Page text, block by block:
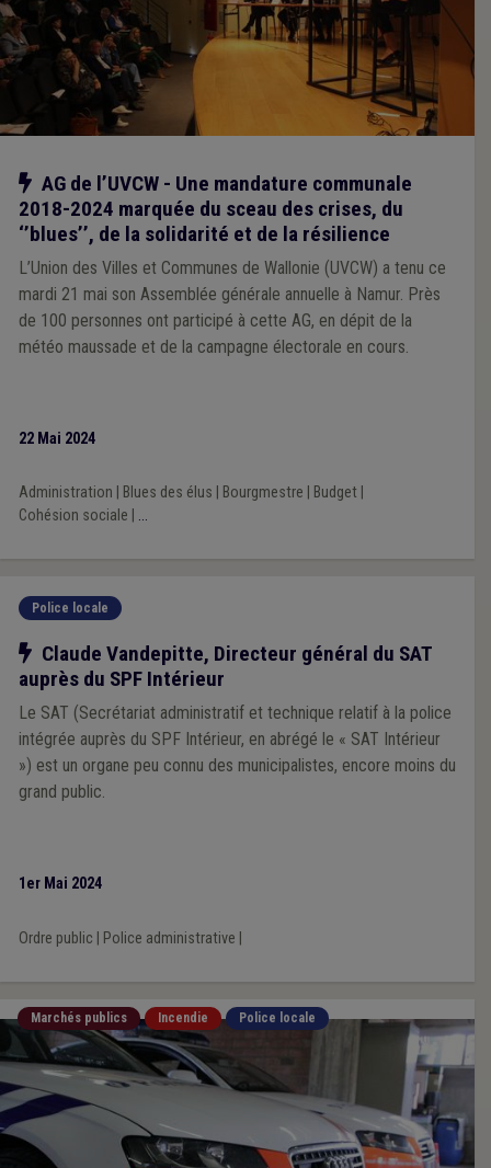
Notre action
AG de l’UVCW - Une mandature communale
2018-2024 marquée du sceau des crises, du
‘’blues’’, de la solidarité et de la résilience
L’Union des Villes et Communes de Wallonie (UVCW) a tenu ce
mardi 21 mai son Assemblée générale annuelle à Namur. Près
de 100 personnes ont participé à cette AG, en dépit de la
météo maussade et de la campagne électorale en cours.
22 Mai 2024
Administration Blues des élus Bourgmestre Budget|
Cohésion sociale
...
Police locale
Notre action
Claude Vandepitte, Directeur général du SAT
auprès du SPF Intérieur
Le SAT (Secrétariat administratif et technique relatif à la police
intégrée auprès du SPF Intérieur, en abrégé le « SAT Intérieur
») est un organe peu connu des municipalistes, encore moins du
grand public.
1er Mai 2024
Ordre public Police administrative
Marchés publics Incendie Police locale